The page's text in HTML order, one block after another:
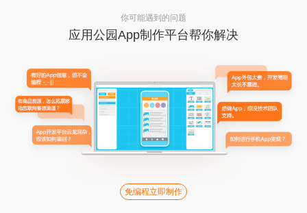
你可能遇到的问题
应用公园App制作平台帮你解决
免编程立即制作